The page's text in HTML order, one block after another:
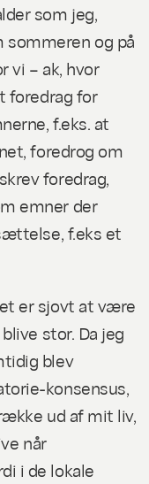
som jeg,
og på
vi – ak, hvor
foredrag for
f.eks. at
foredrog om
foredrag,
emner der
f.eks et
er sjovt at være
stor. Da jeg
blev
konsensus,
ud af mit liv,
når
i de lokale